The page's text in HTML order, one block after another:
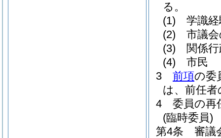
る。
(1)
学識
(2)
市議
(3)
関係
(4)
市民
3
前項の委
は、前任
4
委員の再
(臨時委員)
第4条
審議